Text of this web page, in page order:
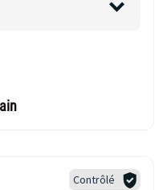
Contrôlé